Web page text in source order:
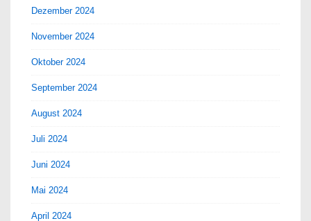
Dezember 2024
November 2024
Oktober 2024
September 2024
August 2024
Juli 2024
Juni 2024
Mai 2024
April 2024